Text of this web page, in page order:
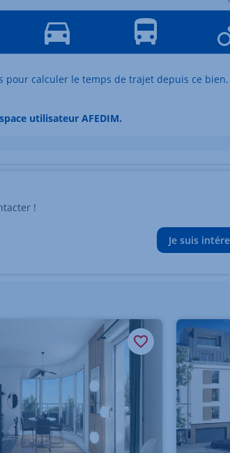
pour calculer le temps de trajet depuis ce bien.
utilisateur AFEDIM.
!
Je suis